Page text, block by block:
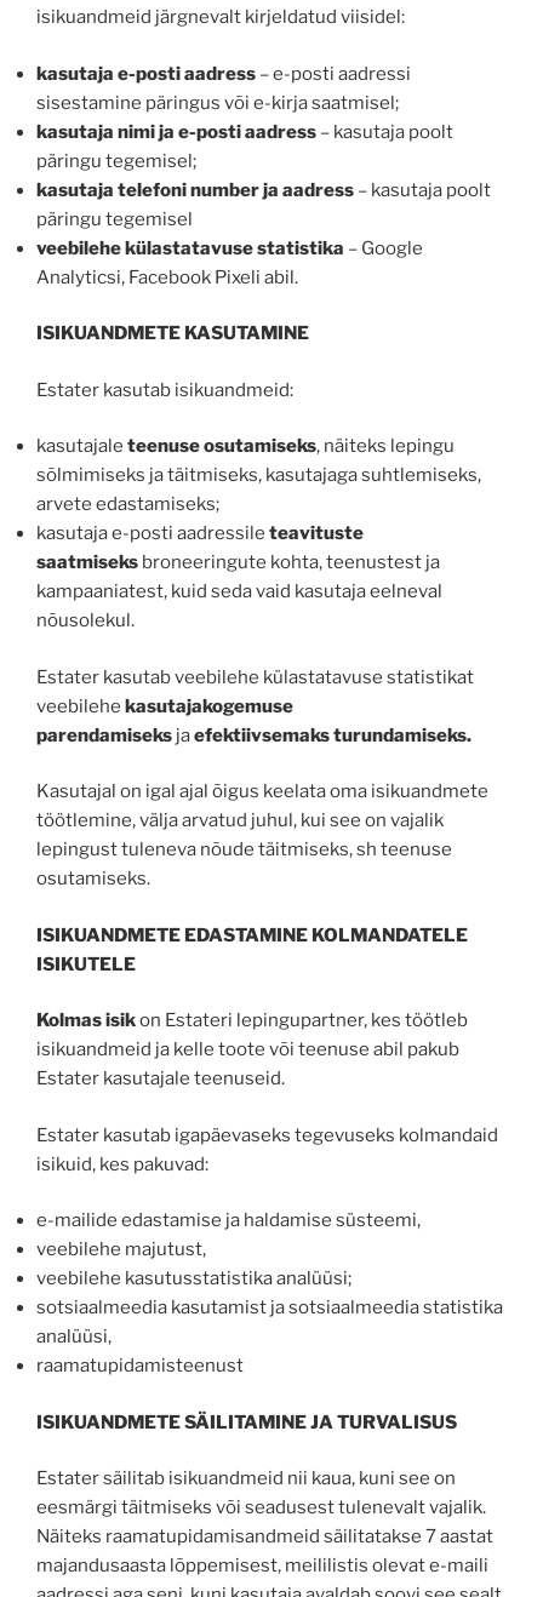
isikuandmeid järgnevalt kirjeldatud viisidel:
kasutaja e-posti aadress – e-posti aadressi
sisestamine päringus või e-kirja saatmisel;
kasutaja nimi ja e-posti aadress – kasutaja poolt
päringu tegemisel;
kasutaja telefoni number ja aadress – kasutaja poolt
päringu tegemisel
veebilehe külastatavuse statistika – Google
Analyticsi, Facebook Pixeli abil.
ISIKUANDMETE KASUTAMINE
Estater kasutab isikuandmeid:
kasutajale teenuse osutamiseks, näiteks lepingu
sõlmimiseks ja täitmiseks, kasutajaga suhtlemiseks,
arvete edastamiseks;
kasutaja e-posti aadressile teavituste
saatmiseks broneeringute kohta, teenustest ja
kampaaniatest, kuid seda vaid kasutaja eelneval
nõusolekul.
Estater kasutab veebilehe külastatavuse statistikat
veebilehe kasutajakogemuse
parendamiseks jaefektiivsemaks turundamiseks.
Kasutajal on igal ajal õigus keelata oma isikuandmete
töötlemine, välja arvatud juhul, kui see on vajalik
lepingust tuleneva nõude täitmiseks, sh teenuse
osutamiseks.
ISIKUANDMETE EDASTAMINE KOLMANDATELE
ISIKUTELE
Kolmas isikon Estateri lepingupartner, kes töötleb
isikuandmeid ja kelle toote või teenuse abil pakub
Estater kasutajale teenuseid.
Estater kasutab igapäevaseks tegevuseks kolmandaid
isikuid, kes pakuvad:
e-mailide edastamise ja haldamise süsteemi,
veebilehe majutust,
veebilehe kasutusstatistika analüüsi;
sotsiaalmeedia kasutamist ja sotsiaalmeedia statistika
analüüsi,
raamatupidamisteenust
ISIKUANDMETE SÄILITAMINE JA TURVALISUS
Estater säilitab isikuandmeid nii kaua, kuni see on
eesmärgi täitmiseks või seadusest tulenevalt vajalik.
Näiteks raamatupidamisandmeid säilitatakse 7 aastat
majandusaasta lõppemisest, meililistis olevat e-maili